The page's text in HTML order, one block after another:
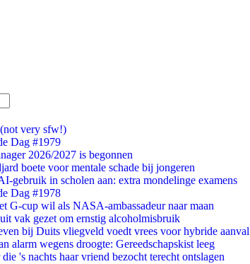
very sfw!)
Dag #1979
2026/2027 is begonnen
boete voor mentale schade bij jongeren
gebruik in scholen aan: extra mondelinge examens
Dag #1978
G-cup wil als NASA-ambassadeur naar maan
vak gezet om ernstig alcoholmisbruik
bij Duits vliegveld voedt vrees voor hybride aanval
alarm wegens droogte: Gereedschapskist leeg
's nachts haar vriend bezocht terecht ontslagen